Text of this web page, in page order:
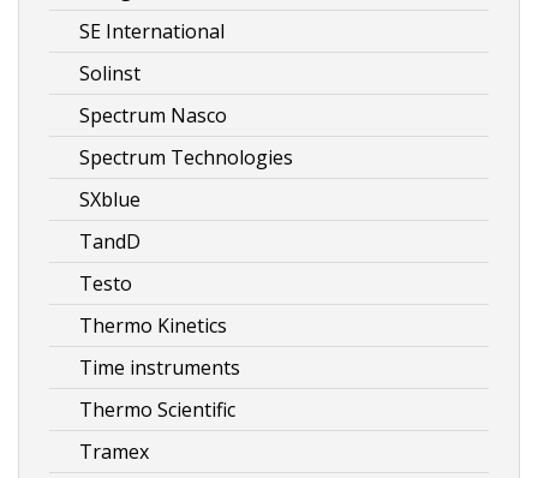
SE International
Solinst
Spectrum Nasco
Spectrum Technologies
SXblue
TandD
Testo
Thermo Kinetics
Time instruments
Thermo Scientific
Tramex